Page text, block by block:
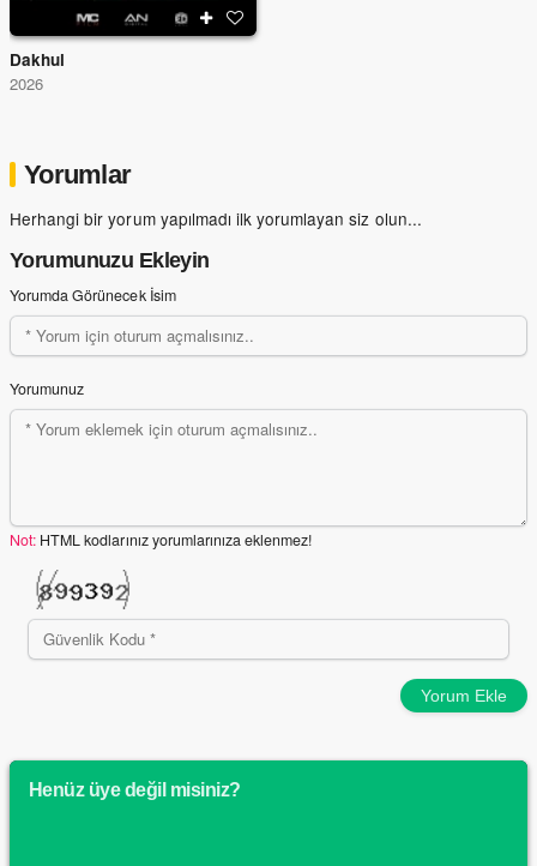
Dakhul
2026
Yorumlar
Herhangi bir yorum yapılmadı ilk yorumlayan siz olun...
Yorumunuzu Ekleyin
Yorumda Görünecek İsim
Yorumunuz
Not: HTML kodlarınız yorumlarınıza eklenmez!
Yorum Ekle
Henüz üye değil misiniz?